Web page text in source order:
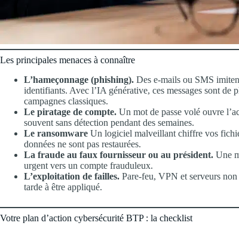
Les principales menaces à connaître
L’hameçonnage (phishing). Des e-mails ou SMS
identifiants. Avec l’IA générative, ces messages sont
campagnes classiques.
Le piratage de compte. Un mot de passe volé ouvre
souvent sans détection pendant des semaines.
Le ransomware Un logiciel malveillant chiffre vos
données ne sont pas restaurées.
La fraude au faux fournisseur ou au président. Une
urgent vers un compte frauduleux.
L’exploitation de failles. Pare-feu, VPN et serveurs
tarde à être appliqué.
Votre plan d’action cybersécurité BTP : la checklist